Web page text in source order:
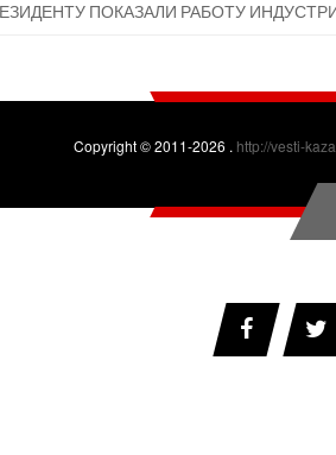
ПОКАЗАЛИ РАБОТУ
Copyright © 2011-2026 . http://vesti-